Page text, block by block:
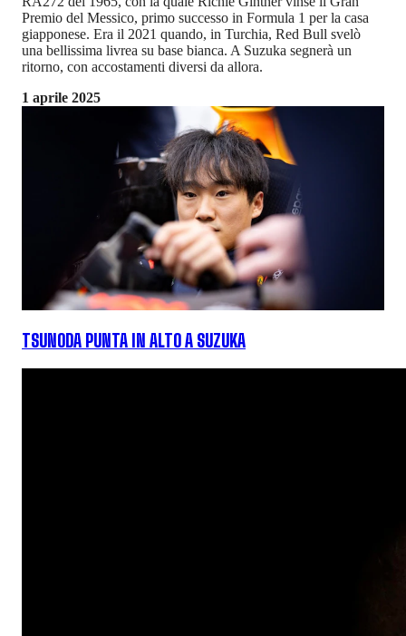
Premio del Messico, primo successo in Formula 1 per la casa
giapponese. Era il 2021 quando, in Turchia, Red Bull svelò
una bellissima livrea su base bianca. A Suzuka segnerà un
ritorno, con accostamenti diversi da allora.
1 aprile 2025
TSUNODA PUNTA IN ALTO A SUZUKA